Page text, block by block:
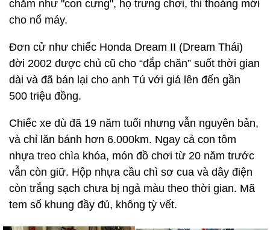
chăm như "con cưng", họ trưng chơi, thi thoảng mới
cho nổ máy.
Đơn cử như chiếc Honda Dream II (Dream Thái)
đời 2002 được chủ cũ cho “đắp chăn” suốt thời gian
dài và đã bán lại cho anh Tú với giá lên đến gần
500 triệu đồng.
Chiếc xe dù đã 19 năm tuổi nhưng vẫn nguyên bản,
và chỉ lăn bánh hơn 6.000km. Ngay cả con tôm
nhựa treo chìa khóa, món đồ chơi từ 20 năm trước
vẫn còn giữ. Hộp nhựa cầu chì sơ cua và dây điện
còn trắng sạch chưa bị ngả màu theo thời gian. Mã
tem số khung đầy đủ, không tỳ vết.